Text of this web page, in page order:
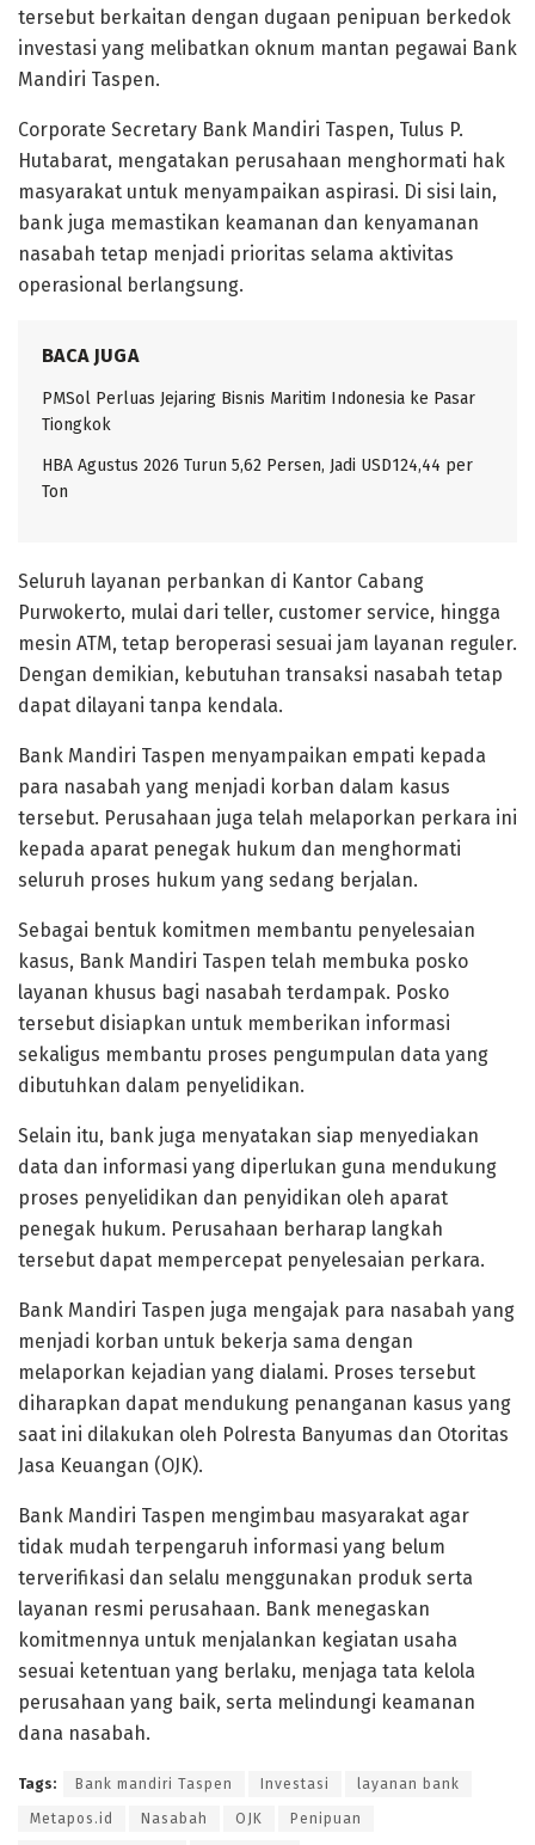
tersebut berkaitan dengan dugaan penipuan berkedok
investasi yang melibatkan oknum mantan pegawai Bank
Mandiri Taspen.
Corporate Secretary Bank Mandiri Taspen, Tulus P.
Hutabarat, mengatakan perusahaan menghormati hak
masyarakat untuk menyampaikan aspirasi. Di sisi lain,
bank juga memastikan keamanan dan kenyamanan
nasabah tetap menjadi prioritas selama aktivitas
operasional berlangsung.
BACA JUGA
PMSol Perluas Jejaring Bisnis Maritim Indonesia ke Pasar
Tiongkok
HBA Agustus 2026 Turun 5,62 Persen, Jadi USD124,44 per
Ton
Seluruh layanan perbankan di Kantor Cabang
Purwokerto, mulai dari teller, customer service, hingga
mesin ATM, tetap beroperasi sesuai jam layanan reguler.
Dengan demikian, kebutuhan transaksi nasabah tetap
dapat dilayani tanpa kendala.
Bank Mandiri Taspen menyampaikan empati kepada
para nasabah yang menjadi korban dalam kasus
tersebut. Perusahaan juga telah melaporkan perkara ini
kepada aparat penegak hukum dan menghormati
seluruh proses hukum yang sedang berjalan.
Sebagai bentuk komitmen membantu penyelesaian
kasus, Bank Mandiri Taspen telah membuka posko
layanan khusus bagi nasabah terdampak. Posko
tersebut disiapkan untuk memberikan informasi
sekaligus membantu proses pengumpulan data yang
dibutuhkan dalam penyelidikan.
Selain itu, bank juga menyatakan siap menyediakan
data dan informasi yang diperlukan guna mendukung
proses penyelidikan dan penyidikan oleh aparat
penegak hukum. Perusahaan berharap langkah
tersebut dapat mempercepat penyelesaian perkara.
Bank Mandiri Taspen juga mengajak para nasabah yang
menjadi korban untuk bekerja sama dengan
melaporkan kejadian yang dialami. Proses tersebut
diharapkan dapat mendukung penanganan kasus yang
saat ini dilakukan oleh Polresta Banyumas dan Otoritas
Jasa Keuangan (OJK).
Bank Mandiri Taspen mengimbau masyarakat agar
tidak mudah terpengaruh informasi yang belum
terverifikasi dan selalu menggunakan produk serta
layanan resmi perusahaan. Bank menegaskan
komitmennya untuk menjalankan kegiatan usaha
sesuai ketentuan yang berlaku, menjaga tata kelola
perusahaan yang baik, serta melindungi keamanan
dana nasabah.
Tags: Bank mandiri Taspen Investasi layanan bank
Metapos.id Nasabah OJK Penipuan